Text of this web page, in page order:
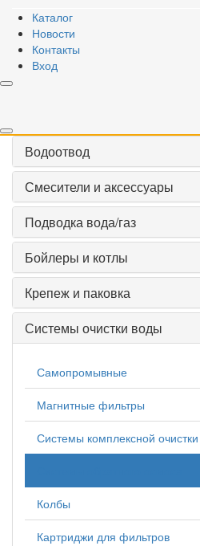
Каталог
Новости
Контакты
Вход
Металлопластиковые системы
Радиаторы
Водоотвод
Смесители и аксессуары
Подводка вода/газ
Бойлеры и котлы
Крепеж и паковка
Системы очистки воды
Самопромывные
Магнитные фильтры
Системы комплексной очистки
Колбы
Картриджи для фильтров